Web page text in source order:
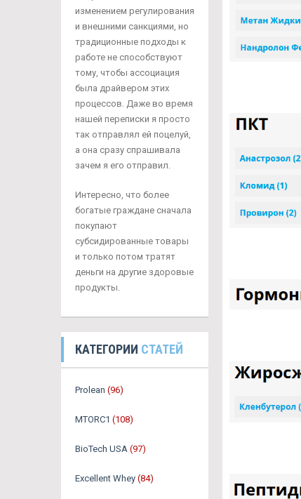
изменением регулирования
и внешними санкциями, но
традиционные подходы к
работе не способствуют
тому, чтобы ассоциация
была драйвером этих
процессов. Даже во время
нашей переписки я просто
так отправлял ей поцелуй,
а она сразу спрашивала
зачем я его отправил.
Интересно, что более
богатые граждане сначала
покупают
субсидированные товары
и только потом тратят
деньги на другие здоровые
продукты.
КАТЕГОРИИ СТАТЕЙ
Prolean (96)
MTORC1 (108)
BioTech USA (97)
Excellent Whey (84)